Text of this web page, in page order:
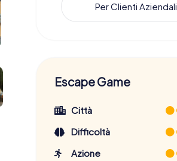
Per Clienti Aziendali
Escape Game
Città
Difficoltà
Azione